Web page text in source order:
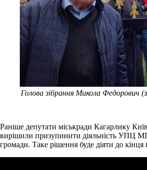
Голова зібрання Микола Федорович
Раніше депутати міськради Кагарлику
вирішили призупинити діяльність УПЦ
громади. Таке рішення буде діяти до кінця